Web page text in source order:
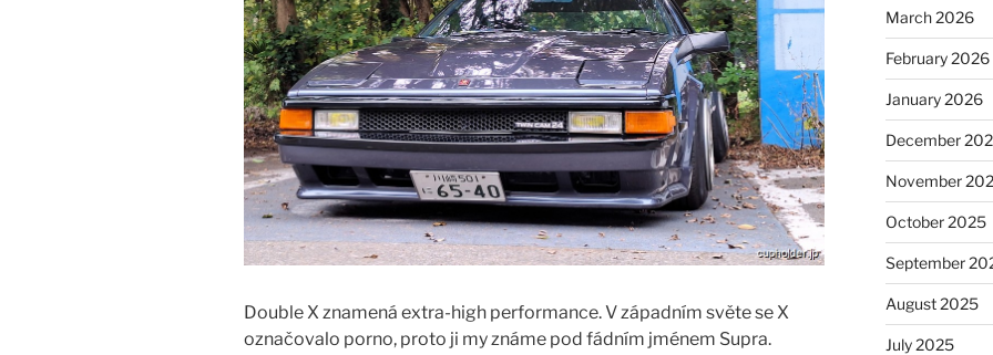
Double X znamená extra-high performance. V západním světe se X
označovalo porno, proto ji my známe pod fádním jménem Supra.
March 2026
February 2026
January 2026
December
November
October 2025
September
August 2025
July 2025